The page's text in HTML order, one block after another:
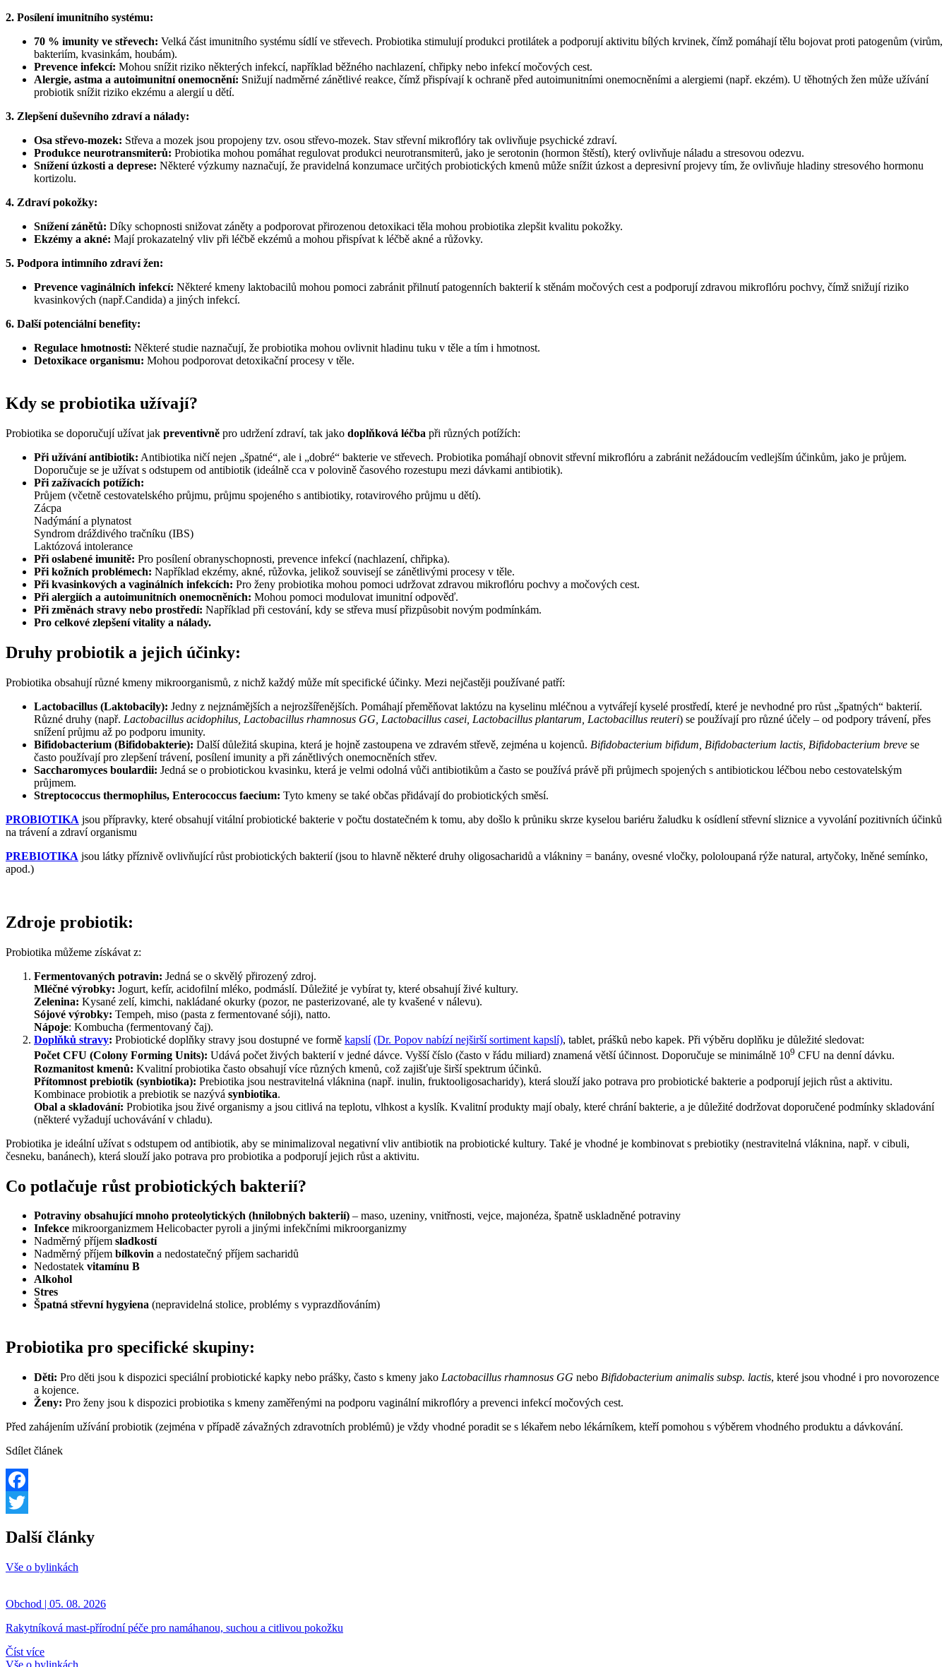
2. Posílení imunitního systému:
70 % imunity ve střevech: Velká část imunitního systému sídlí ve střevech. Probiotika stimulují produkci protilátek a podporují aktivitu bílých krvinek, čímž pomáhají tělu bojovat proti patogenům (virům,
bakteriím, kvasinkám, houbám).
Prevence infekcí: Mohou snížit riziko některých infekcí, například běžného nachlazení, chřipky nebo infekcí močových cest.
Alergie, astma a autoimunitní onemocnění: Snižují nadměrné zánětlivé reakce, čímž přispívají k ochraně před autoimunitními onemocněními a alergiemi (např. ekzém). U těhotných žen může užívání
probiotik snížit riziko ekzému a alergií u dětí.
3. Zlepšení duševního zdraví a nálady:
Osa střevo-mozek: Střeva a mozek jsou propojeny tzv. osou střevo-mozek. Stav střevní mikroflóry tak ovlivňuje psychické zdraví.
Produkce neurotransmiterů: Probiotika mohou pomáhat regulovat produkci neurotransmiterů, jako je serotonin (hormon štěstí), který ovlivňuje náladu a stresovou odezvu.
Snížení úzkosti a deprese: Některé výzkumy naznačují, že pravidelná konzumace určitých probiotických kmenů může snížit úzkost a depresivní projevy tím, že ovlivňuje hladiny stresového hormonu
kortizolu.
4. Zdraví pokožky:
Snížení zánětů: Díky schopnosti snižovat záněty a podporovat přirozenou detoxikaci těla mohou probiotika zlepšit kvalitu pokožky.
Ekzémy a akné: Mají prokazatelný vliv při léčbě ekzémů a mohou přispívat k léčbě akné a růžovky.
5. Podpora intimního zdraví žen:
Prevence vaginálních infekcí: Některé kmeny laktobacilů mohou pomoci zabránit přilnutí patogenních bakterií k stěnám močových cest a podporují zdravou mikroflóru pochvy, čímž snižují riziko
kvasinkových (např.Candida) a jiných infekcí.
6. Další potenciální benefity:
Regulace hmotnosti: Některé studie naznačují, že probiotika mohou ovlivnit hladinu tuku v těle a tím i hmotnost.
Detoxikace organismu: Mohou podporovat detoxikační procesy v těle.
Kdy se probiotika užívají?
Probiotika se doporučují užívat jak preventivně pro udržení zdraví, tak jako doplňková léčba při různých potížích:
Při užívání antibiotik: Antibiotika ničí nejen „špatné“, ale i „dobré“ bakterie ve střevech. Probiotika pomáhají obnovit střevní mikroflóru a zabránit nežádoucím vedlejším účinkům, jako je průjem.
Doporučuje se je užívat s odstupem od antibiotik (ideálně cca v polovině časového rozestupu mezi dávkami antibiotik).
Při zažívacích potížích:
Průjem (včetně cestovatelského průjmu, průjmu spojeného s antibiotiky, rotavirového průjmu u dětí).
Zácpa
Nadýmání a plynatost
Syndrom dráždivého tračníku (IBS)
Laktózová intolerance
Při oslabené imunitě: Pro posílení obranyschopnosti, prevence infekcí (nachlazení, chřipka).
Při kožních problémech: Například ekzémy, akné, růžovka, jelikož souvisejí se zánětlivými procesy v těle.
Při kvasinkových a vaginálních infekcích: Pro ženy probiotika mohou pomoci udržovat zdravou mikroflóru pochvy a močových cest.
Při alergiích a autoimunitních onemocněních: Mohou pomoci modulovat imunitní odpověď.
Při změnách stravy nebo prostředí: Například při cestování, kdy se střeva musí přizpůsobit novým podmínkám.
Pro celkové zlepšení vitality a nálady.
Druhy probiotik a jejich účinky:
Probiotika obsahují různé kmeny mikroorganismů, z nichž každý může mít specifické účinky. Mezi nejčastěji používané patří:
Lactobacillus (Laktobacily): Jedny z nejznámějších a nejrozšířenějších. Pomáhají přeměňovat laktózu na kyselinu mléčnou a vytvářejí kyselé prostředí, které je nevhodné pro růst „špatných“ bakterií.
Různé druhy (např. Lactobacillus acidophilus, Lactobacillus rhamnosus GG, Lactobacillus casei, Lactobacillus plantarum, Lactobacillus reuteri) se používají pro různé účely – od podpory trávení, přes
snížení průjmu až po podporu imunity.
Bifidobacterium (Bifidobakterie): Další důležitá skupina, která je hojně zastoupena ve zdravém střevě, zejména u kojenců. Bifidobacterium bifidum, Bifidobacterium lactis, Bifidobacterium breve se
často používají pro zlepšení trávení, posílení imunity a při zánětlivých onemocněních střev.
Saccharomyces boulardii: Jedná se o probiotickou kvasinku, která je velmi odolná vůči antibiotikům a často se používá právě při průjmech spojených s antibiotickou léčbou nebo cestovatelským
průjmem.
Streptococcus thermophilus, Enterococcus faecium: Tyto kmeny se také občas přidávají do probiotických směsí.
PROBIOTIKA jsou přípravky, které obsahují vitální probiotické bakterie v počtu dostatečném k tomu, aby došlo k průniku skrze kyselou bariéru žaludku k osídlení střevní sliznice a vyvolání pozitivních účinků
na trávení a zdraví organismu
PREBIOTIKA jsou látky příznivě ovlivňující růst probiotických bakterií (jsou to hlavně některé druhy oligosacharidů a vlákniny = banány, ovesné vločky, pololoupaná rýže natural, artyčoky, lněné semínko,
apod.)
Zdroje probiotik:
Probiotika můžeme získávat z:
Fermentovaných potravin: Jedná se o skvělý přirozený zdroj.
Mléčné výrobky: Jogurt, kefír, acidofilní mléko, podmáslí. Důležité je vybírat ty, které obsahují živé kultury.
Zelenina: Kysané zelí, kimchi, nakládané okurky (pozor, ne pasterizované, ale ty kvašené v nálevu).
Sójové výrobky: Tempeh, miso (pasta z fermentované sóji), natto.
Nápoje: Kombucha (fermentovaný čaj).
Doplňků stravy: Probiotické doplňky stravy jsou dostupné ve formě kapslí (Dr. Popov nabízí nejširší sortiment kapslí), tablet, prášků nebo kapek. Při výběru doplňku je důležité sledovat:
Počet CFU (Colony Forming Units): Udává počet živých bakterií v jedné dávce. Vyšší číslo (často v řádu miliard) znamená větší účinnost. Doporučuje se minimálně 109 CFU na denní dávku.
Rozmanitost kmenů: Kvalitní probiotika často obsahují více různých kmenů, což zajišťuje širší spektrum účinků.
Přítomnost prebiotik (synbiotika): Prebiotika jsou nestravitelná vláknina (např. inulin, fruktooligosacharidy), která slouží jako potrava pro probiotické bakterie a podporují jejich růst a aktivitu.
Kombinace probiotik a prebiotik se nazývá synbiotika.
Obal a skladování: Probiotika jsou živé organismy a jsou citlivá na teplotu, vlhkost a kyslík. Kvalitní produkty mají obaly, které chrání bakterie, a je důležité dodržovat doporučené podmínky skladování
(některé vyžadují uchovávání v chladu).
Probiotika je ideální užívat s odstupem od antibiotik, aby se minimalizoval negativní vliv antibiotik na probiotické kultury. Také je vhodné je kombinovat s prebiotiky (nestravitelná vláknina, např. v cibuli,
česneku, banánech), která slouží jako potrava pro probiotika a podporují jejich růst a aktivitu.
Co potlačuje růst probiotických bakterií?
Potraviny obsahující mnoho proteolytických (hnilobných bakterií) – maso, uzeniny, vnitřnosti, vejce, majonéza, špatně uskladněné potraviny
Infekce mikroorganizmem Helicobacter pyroli a jinými infekčními mikroorganizmy
Nadměrný příjem sladkostí
Nadměrný příjem bílkovin a nedostatečný příjem sacharidů
Nedostatek vitamínu B
Alkohol
Stres
Špatná střevní hygyiena (nepravidelná stolice, problémy s vyprazdňováním)
Probiotika pro specifické skupiny:
Děti: Pro děti jsou k dispozici speciální probiotické kapky nebo prášky, často s kmeny jako Lactobacillus rhamnosus GG nebo Bifidobacterium animalis subsp. lactis, které jsou vhodné i pro novorozence
a kojence.
Ženy: Pro ženy jsou k dispozici probiotika s kmeny zaměřenými na podporu vaginální mikroflóry a prevenci infekcí močových cest.
Před zahájením užívání probiotik (zejména v případě závažných zdravotních problémů) je vždy vhodné poradit se s lékařem nebo lékárníkem, kteří pomohou s výběrem vhodného produktu a dávkování.
Sdílet článek
Facebook
Další články
Vše o bylinkách
Obchod | 05. 08. 2026
Rakytníková mast-přírodní péče pro namáhanou, suchou a citlivou pokožku
Číst více
Vše o bylinkách